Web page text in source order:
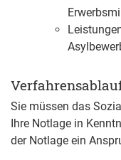
Sie müssen das
Ihre Notlage in
der Notlage ein